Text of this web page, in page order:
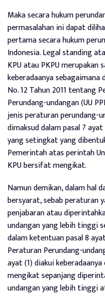
Maka secara hukum
permasalahan ini dapat
pertama secara hukum
Indonesia. Legal standing
KPU atau PKPU merupakan
keberadaanya sebagaimana
No. 12 Tahun 2011 tentang
Perundang-undangan (UU
jenis peraturan perundang-
dimaksud dalam pasal 7
yang setingkat yang
Pemerintah atas perintah
KPU bersifat mengikat.
Namun demikan, dalam hal
bersyarat, sebab peraturan
penjabaran atau
undangan yang lebih tinggi
dalam ketentuan pasal 8
Peraturan Perundang-
ayat (1) diakui
mengikat sepanjang
undangan yang lebih tinggi